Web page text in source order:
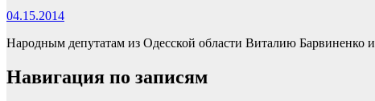
04.15.2014
Народным депутатам из Одесской области Виталию Барвиненко
Навигация по записям